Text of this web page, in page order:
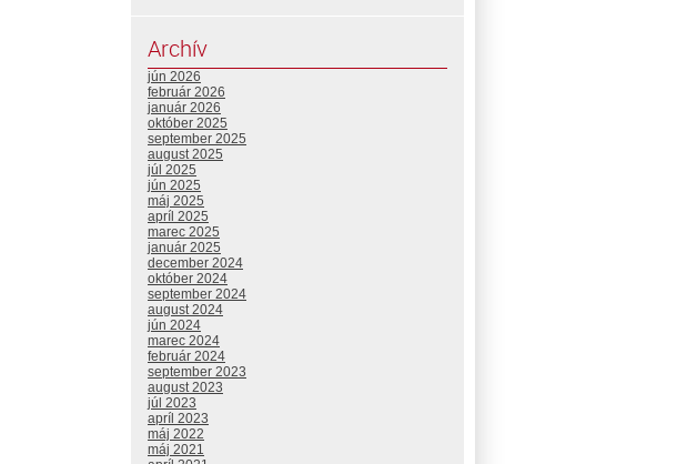
Archív
jún 2026
február 2026
január 2026
október 2025
september 2025
august 2025
júl 2025
jún 2025
máj 2025
apríl 2025
marec 2025
január 2025
december 2024
október 2024
september 2024
august 2024
jún 2024
marec 2024
február 2024
september 2023
august 2023
júl 2023
apríl 2023
máj 2022
máj 2021